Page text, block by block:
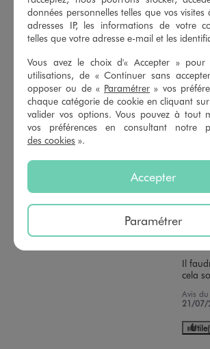
Basé sur 38
avis soumis à un
contrôle
5étoiles
27
étoiles
11
3étoiles
0
2étoiles
0
1étoile
Avis
24/07/
Très
22/07/
Il
cela
Avis
21/07/
Utile
données personnelles telles que vos visites
adresses IP, les informations de votre
telles que votre adresse e-mail et les
Vous avez le choix d'« Accepter » pour
utilisations, de « Continuer sans
opposer ou de « Paramétrer » vos
chaque catégorie de cookie en cliquant
valider vos options. Vous pouvez à tout
vos préférences en consultant notre
des cookies ».
Accepter
Paramétrer